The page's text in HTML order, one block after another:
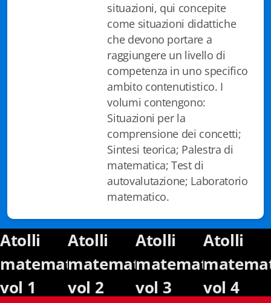
situazioni, qui concepite
come situazioni didattiche
che devono portare a
raggiungere un livello di
competenza in uno specifico
ambito contenutistico. I
volumi contengono:
Situazioni per la
comprensione dei concetti;
Sintesi teorica; Palestra di
matematica; Test di
autovalutazione; Laboratorio
matematico.
Atolli
matematici
vol 1
Atolli
matematici
vol 2
Atolli
matematici
vol 3
Atolli
vol 4
iQuaderni - fondazioneculturalecollinadoro
Istituzioni - Società - Cittadini
Testi scolastici
Fidia edizioni d'arte